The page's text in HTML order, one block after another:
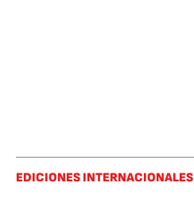
EDICIONES INTERNACIONALES